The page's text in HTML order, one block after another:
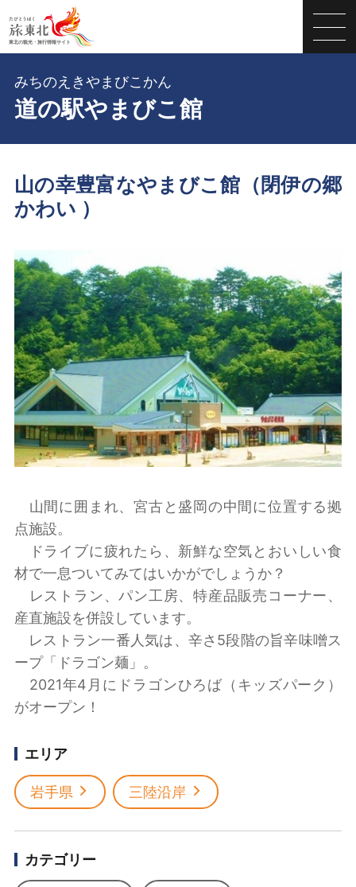
道の駅やまびこ館
みちのえきやまびこかん
山の幸豊富なやまびこ館（閉伊の郷
かわい ）
山間に囲まれ、宮古と盛岡の中間に位置する拠
点施設。
ドライブに疲れたら、新鮮な空気とおいしい食
材で一息ついてみてはいかがでしょうか？
レストラン、パン工房、特産品販売コーナー、
産直施設を併設しています。
レストラン一番人気は、辛さ5段階の旨辛味噌ス
ープ「ドラゴン麺」。
2021年4月にドラゴンひろば（キッズパーク）
がオープン！
エリア
岩手県 三陸沿岸
カテゴリー